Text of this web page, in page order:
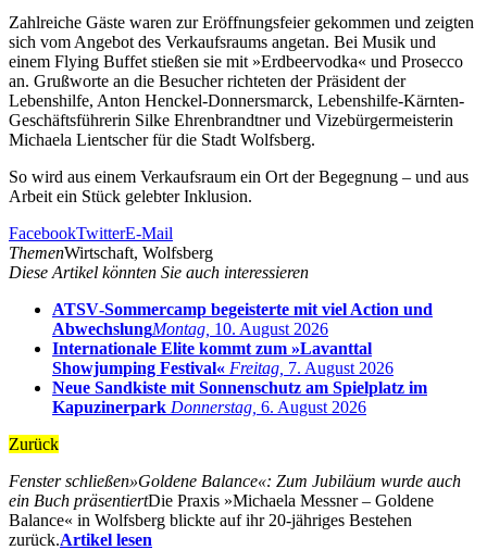
Zahlreiche Gäste waren zur Eröffnungsfeier gekommen und zeigten
sich vom Angebot des Verkaufsraums angetan. Bei Musik und
einem Flying Buffet stießen sie mit »Erdbeervodka« und Prosecco
an. Grußworte an die Besucher richteten der Präsident der
Lebenshilfe, Anton Henckel-Donnersmarck, Lebenshilfe-Kärnten-
Geschäftsführerin Silke Ehrenbrandtner und Vizebürgermeisterin
Michaela Lientscher für die Stadt Wolfsberg.
So wird aus einem Verkaufsraum ein Ort der Begegnung – und aus
Arbeit ein Stück gelebter Inklusion.
FacebookTwitterE-Mail
ThemenWirtschaft, Wolfsberg
Diese Artikel könnten Sie auch interessieren
ATSV‑Sommercamp begeisterte mit viel Action und
AbwechslungMontag, 10. August 2026
Internationale Elite kommt zum »Lavanttal
Showjumping Festival« Freitag, 7. August 2026
Neue Sandkiste mit Sonnenschutz am Spielplatz im
Kapuzinerpark Donnerstag, 6. August 2026
Zurück
Fenster schließen»Goldene Balance«: Zum Jubiläum wurde auch
ein Buch präsentiertDie Praxis »Michaela Messner – Goldene
Balance« in Wolfsberg blickte auf ihr 20-jähriges Bestehen
zurück.Artikel lesen